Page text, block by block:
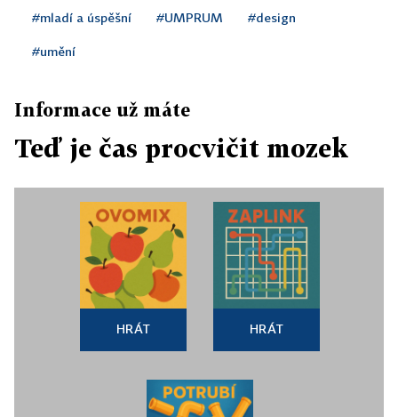
#mladí a úspěšní #UMPRUM #design
#umění
Informace už máte
Teď je čas procvičit mozek
HRÁT HRÁT